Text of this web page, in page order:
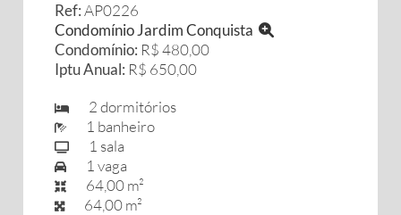
Ref:AP0226
Condomínio Jardim Conquista
Condomínio: R$ 480,00
Iptu Anual: R$ 650,00
2 dormitórios
1 banheiro
1 sala
1 vaga
64,00 m²
64,00 m²